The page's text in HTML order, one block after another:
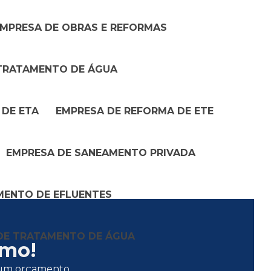
DE OBRAS E REFORMAS
DE ÁGUA
ETA EMPRESA DE REFORMA DE ETE
EMPRESA DE SANEAMENTO PRIVADA
DE EFLUENTES
TRATAMENTO DE ÁGUA
Drenagem e saneamento orçamento
Empresa de drenagem e saneamento